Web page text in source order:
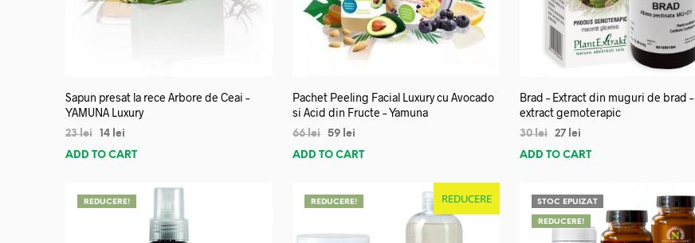
Sapun presat la rece Arbore de Ceai –
YAMUNA Luxury
23lei 14 lei
ADD TO CART
Pachet Peeling Facial Luxury cu Avocado
si Acid din Fructe – Yamuna
66lei 59 lei
ADD TO CART
Brad – Extract din muguri de brad –
extract gemoterapic
30lei 27 lei
ADD TO CART
REDUCERE! REDUCERE
REDUCERE! STOC EPUIZAT
REDUCERE!